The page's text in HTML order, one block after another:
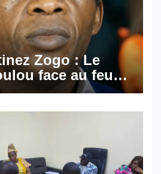
Zogo : Le
face au feu
de la